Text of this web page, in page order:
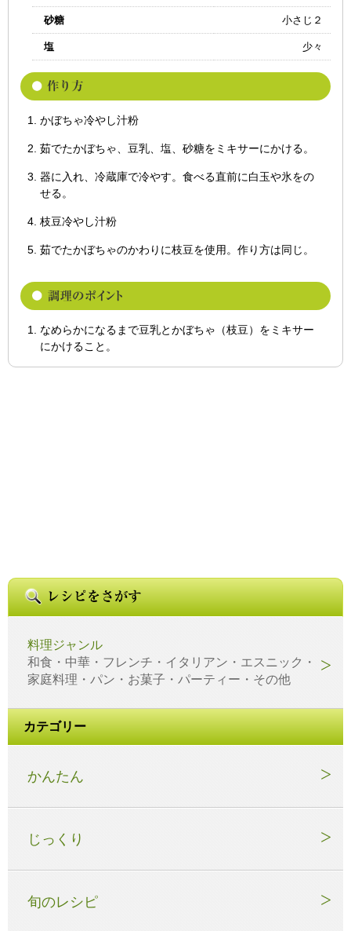
砂糖 小さじ２
塩 少々
かぼちゃ冷やし汁粉
茹でたかぼちゃ、豆乳、塩、砂糖をミキサーにかける。
器に入れ、冷蔵庫で冷やす。食べる直前に白玉や氷をの
せる。
枝豆冷やし汁粉
茹でたかぼちゃのかわりに枝豆を使用。作り方は同じ。
なめらかになるまで豆乳とかぼちゃ（枝豆）をミキサー
にかけること。
料理ジャンル
和食・中華・フレンチ・イタリアン・エスニック・
家庭料理・パン・お菓子・パーティー・その他
カテゴリー
かんたん
じっくり
旬のレシピ